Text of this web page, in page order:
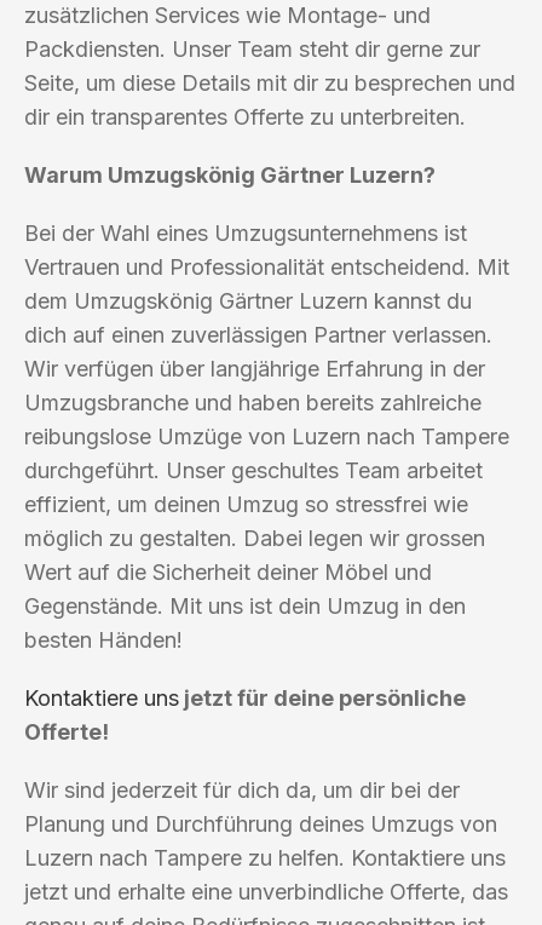
zusätzlichen Services wie Montage- und
Packdiensten. Unser Team steht dir gerne zur
Seite, um diese Details mit dir zu besprechen und
dir ein transparentes Offerte zu unterbreiten.
Warum Umzugskönig Gärtner Luzern?
Bei der Wahl eines Umzugsunternehmens ist
Vertrauen und Professionalität entscheidend. Mit
dem Umzugskönig Gärtner Luzern kannst du
dich auf einen zuverlässigen Partner verlassen.
Wir verfügen über langjährige Erfahrung in der
Umzugsbranche und haben bereits zahlreiche
reibungslose Umzüge von Luzern nach Tampere
durchgeführt. Unser geschultes Team arbeitet
effizient, um deinen Umzug so stressfrei wie
möglich zu gestalten. Dabei legen wir grossen
Wert auf die Sicherheit deiner Möbel und
Gegenstände. Mit uns ist dein Umzug in den
besten Händen!
Kontaktiere uns jetzt für deine persönliche
Offerte!
Wir sind jederzeit für dich da, um dir bei der
Planung und Durchführung deines Umzugs von
Luzern nach Tampere zu helfen. Kontaktiere uns
jetzt und erhalte eine unverbindliche Offerte, das